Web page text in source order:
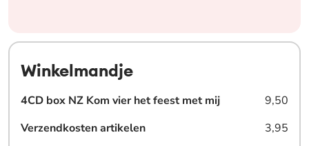
Winkelmandje
4CD box NZ Kom vier het feest met mij
9,50
Verzendkosten artikelen
3,95